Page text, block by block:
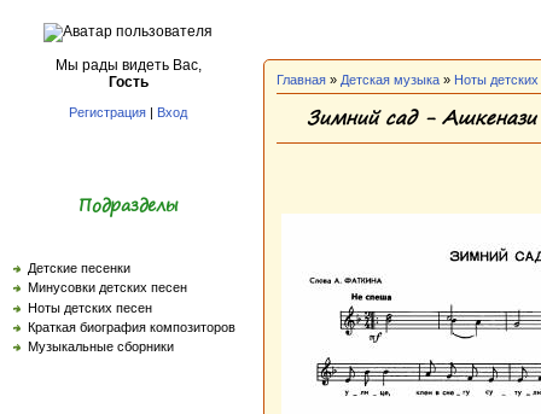
Мы рады видеть Вас,
Гость
Регистрация | Вход
Подразделы
Детские песенки
Минусовки детских песен
Ноты детских песен
Краткая биография композиторов
Музыкальные сборники
Главная » Детская музыка » Ноты
Зимний сад -